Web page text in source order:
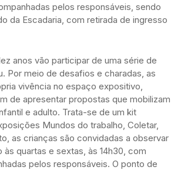
pelos responsáveis, sendo
da Escadaria, com retirada de ingresso
anos vão participar de uma série de
Por meio de desafios e charadas, as
vivência no espaço expositivo,
de apresentar propostas que mobilizam
e adulto. Trata-se de um kit
Mundos do trabalho, Coletar,
as crianças são convidadas a observar
quartas e sextas, às 14h30, com
pelos responsáveis. O ponto de